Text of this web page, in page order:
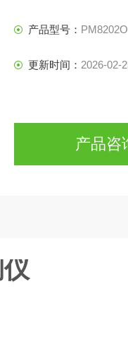
产品型号： PM8202O
更新时间： 2026-02-
产品咨